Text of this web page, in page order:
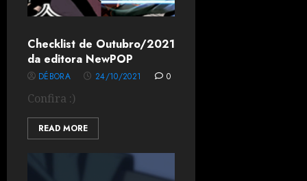
Checklist de Outubro/2021
da editora NewPOP
DÉBORA 24/10/2021 0
Confira :)
READ MORE